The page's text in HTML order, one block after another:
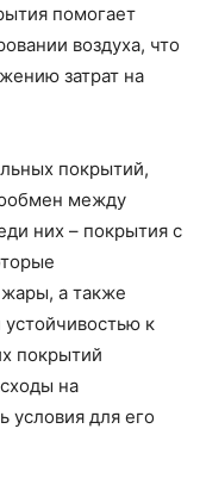
помогает
воздуха, что
затрат на
покрытий,
между
них – покрытия с
а также
к
покрытий
на
условия для его